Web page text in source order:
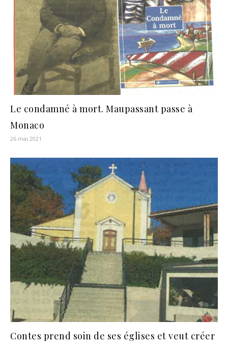
Le condamné à mort. Maupassant passe à
Monaco
26 mai 2021
Contes prend soin de ses églises et veut créer